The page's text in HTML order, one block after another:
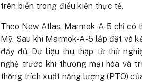
trên biển trong điều kiện thực tế.
Theo New Atlas, Marmok-A-5 chỉ có
Mỹ. Sau khi Marmok-A-5 lắp đặt và
đầy đủ. Dữ liệu thu thập từ thử
nghệ trước khi thương mại hóa và
thống trích xuất năng lượng (PTO)